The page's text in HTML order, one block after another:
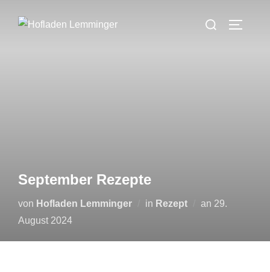
Inhalt
Suchen
September Rezepte
von Hofladen Lemminger in Rezept an Veröffentlicht
29.
August 2024